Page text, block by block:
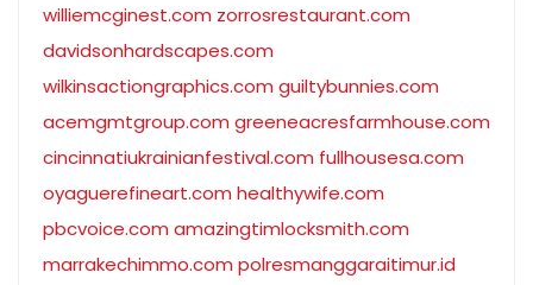
williemcginest.com zorrosrestaurant.com
davidsonhardscapes.com
wilkinsactiongraphics.com guiltybunnies.com
acemgmtgroup.com greeneacresfarmhouse.com
cincinnatiukrainianfestival.com fullhousesa.com
oyaguerefineart.com healthywife.com
pbcvoice.com amazingtimlocksmith.com
marrakechimmo.com polresmanggaraitimur.id